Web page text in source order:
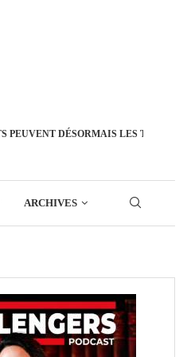
PEUVENT DÉSORMAIS LES
ARCHIVES